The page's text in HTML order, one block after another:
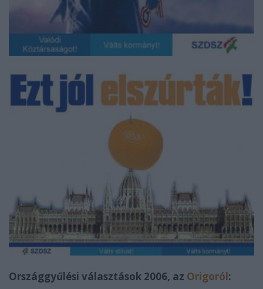
Országgyűlési választások 2006, az Origoról: